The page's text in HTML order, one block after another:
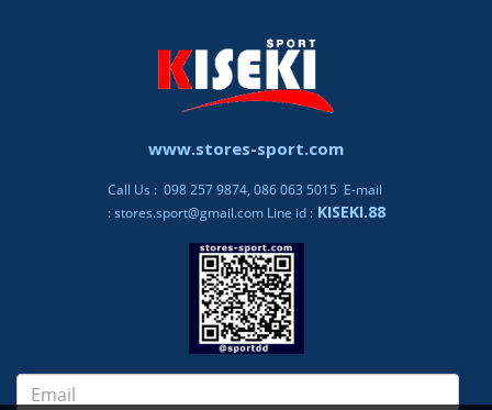
www.stores-sport.com
Call Us : 098 257 9874, 086 063 5015 E-mail
:stores.sport@gmail.com Line id :KISEKI.88